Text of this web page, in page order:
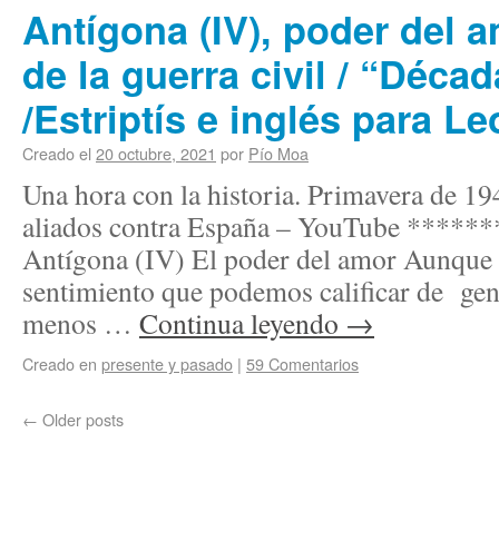
Antígona (IV), poder del
de la guerra civil /
/Estriptís e inglés para
Creado el 20 octubre, 2021 por Pío Moa
Una hora con la historia. Primavera de
aliados contra España – YouTube
Antígona (IV) El poder del amor Aunque
sentimiento que podemos calificar de
menos … Continua leyendo →
Creado en presente y pasado | 59 Comentarios
← Older posts